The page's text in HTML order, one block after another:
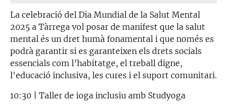
La celebració del Dia Mundial de la Salut Mental
2025 a Tàrrega vol posar de manifest que la salut
mental és un dret humà fonamental i que només es
podrà garantir si es garanteixen els drets socials
essencials com l’habitatge, el treball digne,
l'educació inclusiva, les cures i el suport comunitari.
10:30 | Taller de ioga inclusiu amb Studyoga